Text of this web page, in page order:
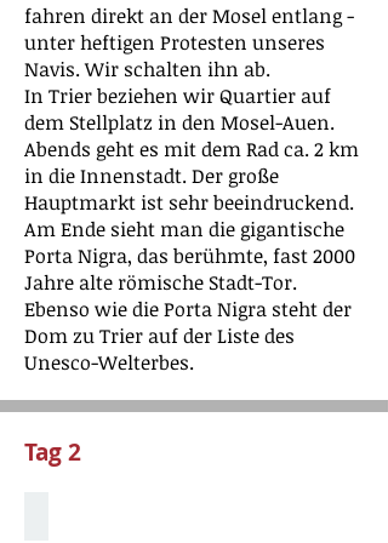
fahren direkt an der Mosel entlang -
unter heftigen Protesten unseres
Navis. Wir schalten ihn ab.
In Trier beziehen wir Quartier auf
dem Stellplatz in den Mosel-Auen.
Abends geht es mit dem Rad ca. 2 km
in die Innenstadt. Der große
Hauptmarkt ist sehr beeindruckend.
Am Ende sieht man die gigantische
Porta Nigra, das berühmte, fast 2000
Jahre alte römische Stadt-Tor.
Ebenso wie die Porta Nigra steht der
Dom zu Trier auf der Liste des
Unesco-Welterbes.
Tag 2